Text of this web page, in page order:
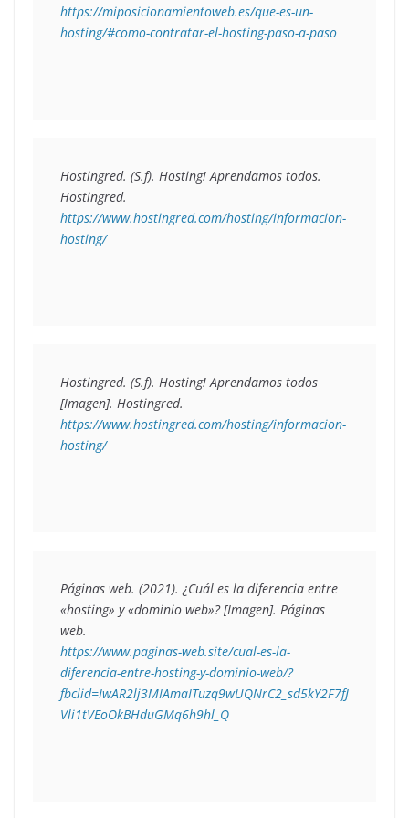
https://miposicionamientoweb.es/que-es-un-
hosting/#como-contratar-el-hosting-paso-a-paso
Hostingred. (S.f).
https://www.hostingred.com/hosting/informacion-
hosting/
Hostingred. (S.f). Hosting! Aprendamos todos
https://www.hostingred.com/hosting/informacion-
hosting/
Páginas web. (2021). ¿Cuál es la diferencia entre
«hosting» y «dominio web»? [Imagen]. Páginas
https://www.paginas-web.site/cual-es-la-
diferencia-entre-hosting-y-dominio-web/?
fbclid=IwAR2lj3MIAmaITuzq9wUQNrC2_sd5kY2F7fJ
Vli1tVEoOkBHduGMq6h9hl_Q